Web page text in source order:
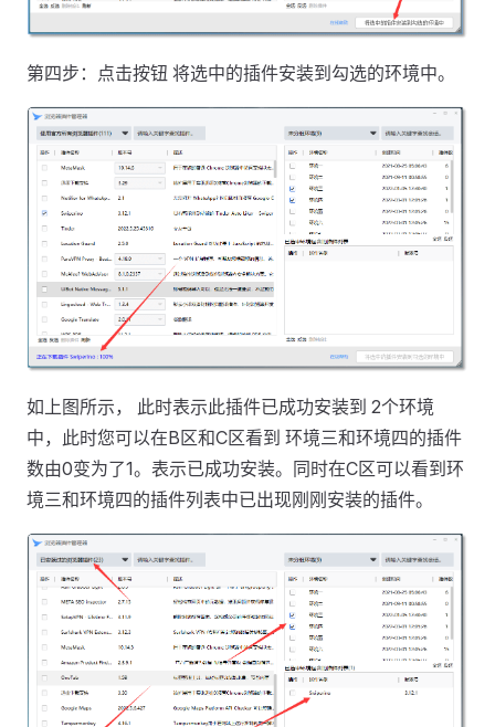
第四步：点击按钮 将选中的插件安装到勾选的环境中。
如上图所示， 此时表示此插件已成功安装到 2个环境
中，此时您可以在B区和C区看到 环境三和环境四的插件
数由0变为了1。表示已成功安装。同时在C区可以看到环
境三和环境四的插件列表中已出现刚刚安装的插件。